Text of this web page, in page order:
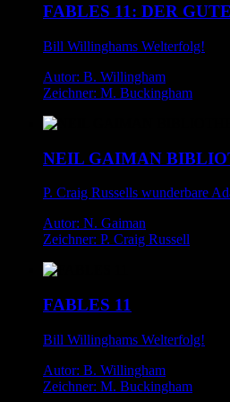
FABLES 11: DER
Bill Willinghams Welterfolg!
Autor: B. Willingham
Zeichner: M. Buckingham
NEIL GAIMAN
P. Craig Russells wunderbare
Autor: N. Gaiman
Zeichner: P. Craig Russell
FABLES 11
Bill Willinghams Welterfolg!
Autor: B. Willingham
Zeichner: M. Buckingham